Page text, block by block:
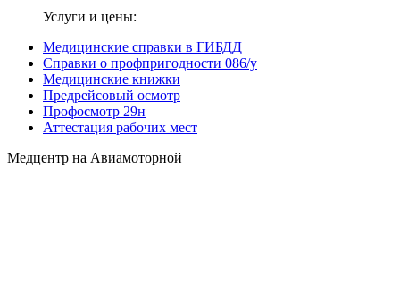
Услуги и цены:
Медицинские справки в ГИБДД
Справки о профпригодности 086/у
Медицинские книжки
Предрейсовый осмотр
Профосмотр 29н
Аттестация рабочих мест
Медцентр на Авиамоторной